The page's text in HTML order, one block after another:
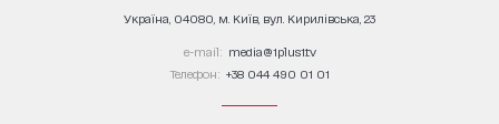
Україна, 04080, м. Київ, вул. Кирилівська, 23
е-mail: media@1plus1.tv
Телефон: +38 044 490 01 01